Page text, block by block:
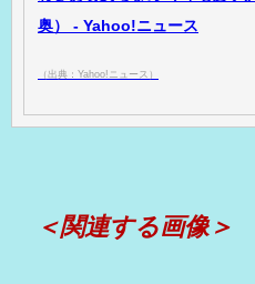
奥） - Yahoo!ニュース
（出典：Yahoo!ニュース）
＜関連する画像＞